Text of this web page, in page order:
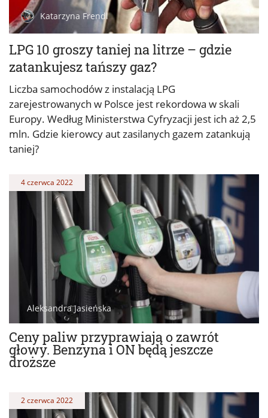
LPG 10 groszy taniej na litrze – gdzie
zatankujesz tańszy gaz?
Katarzyna Frendl
Liczba samochodów z instalacją LPG
zarejestrowanych w Polsce jest rekordowa w skali
Europy. Według Ministerstwa Cyfryzacji jest ich aż 2,5
mln. Gdzie kierowcy aut zasilanych gazem zatankują
taniej?
Ceny paliw przyprawiają o zawrót
głowy. Benzyna i ON będą jeszcze
droższe
4 czerwca 2022
Aleksandra Jasieńska
2 czerwca 2022